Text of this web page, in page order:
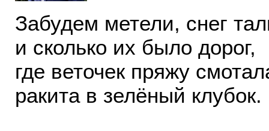
Забудем метели, снег
и сколько их было дорог,
где веточек пряжу
ракита в зелёный клубок.